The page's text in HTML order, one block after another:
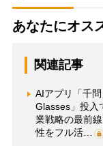
あなたにオス
関連記事
AIアプリ「千
Glasses」投入
業戦略の最前
性をフル活…